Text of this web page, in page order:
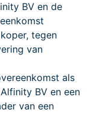
BV en de
tegen
van
als
BV en een
van een